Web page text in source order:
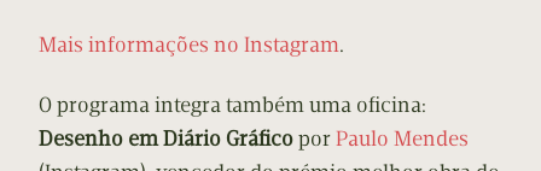
Mais informações no Instagram.
O programa integra também uma oficina:
Desenho em Diário GráficoporPaulo Mendes